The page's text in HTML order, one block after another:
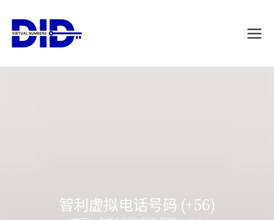
DIDVirtualNumb
智利虚拟电话号码 (+56)